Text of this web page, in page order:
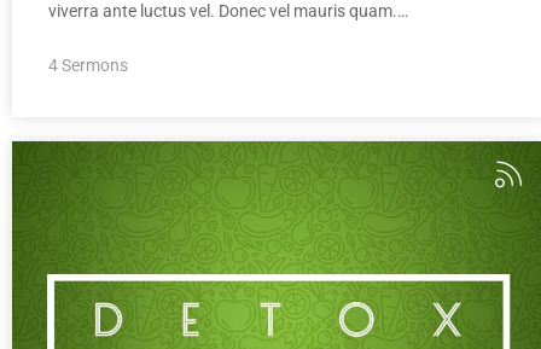
viverra ante luctus vel. Donec vel mauris quam.…
4 Sermons